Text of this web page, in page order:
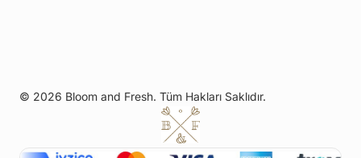
© 2026 Bloom and Fresh. Tüm Hakları Saklıdır.